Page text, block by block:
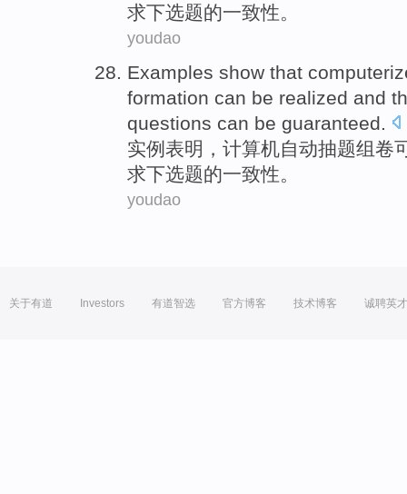
求下选题的一致性。
youdao
Examples show that
formation can be realized and
questions can be guaranteed
实例表明 ， 计算机自动抽题组卷
求下选题的一致性 。
youdao
关于有道 Investors 有道智选 官方博客 技术博客 诚聘英才